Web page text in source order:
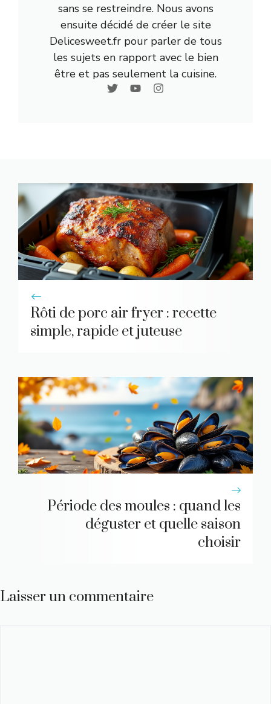
sans se restreindre. Nous avons
ensuite décidé de créer le site
Delicesweet.fr pour parler de tous
les sujets en rapport avec le bien
être et pas seulement la cuisine.
Rôti de porc air fryer : recette
simple, rapide et juteuse
Période des moules : quand les
déguster et quelle saison
choisir
Laisser un commentaire